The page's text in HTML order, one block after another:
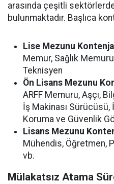
arasında çeşitli
bulunmaktadır. Başlıca
Lise Mezunu
Memur, Sağlık
Teknisyen
Ön Lisans Mezunu
ARFF Memuru, Aşçı,
İş Makinası
Koruma ve Güvenlik
Lisans Mezunu
Mühendis, Öğretmen,
vb.
Mülakatsız Atama